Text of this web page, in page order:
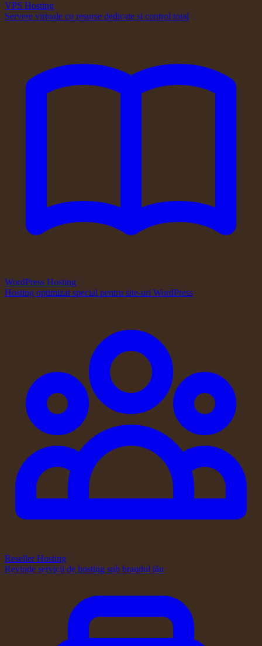
VPS Hosting
Servere virtuale cu resurse dedicate și control total
WordPress Hosting
Hosting optimizat special pentru site-uri WordPress
Reseller Hosting
Revinde servicii de hosting sub brandul tău